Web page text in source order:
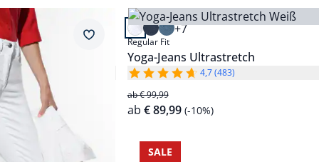
Rot
Schwarz
Regular Fit
Langgrößen
Klima
Merkzettel
Artikel 2 von 5.
Passform Regular Fit.
+7
Regular Fit
Yoga-Jeans Ultrastretch
4,7 (483)
ab € 99,99
ab € 89,99 (-10%)
SALE